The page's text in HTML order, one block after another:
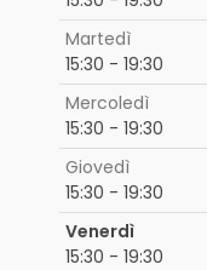
Martedì
15:30 - 19:30
Mercoledì
15:30 - 19:30
Giovedì
15:30 - 19:30
Venerdì
15:30 - 19:30